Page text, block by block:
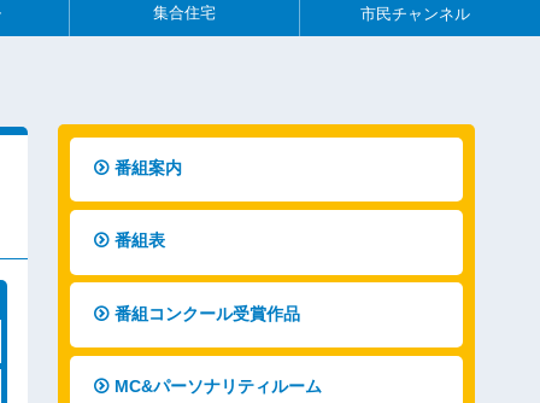
集合住宅 市民チャンネル
番組案内
番組表
番組コンクール受賞作品
MC&パーソナリティルーム